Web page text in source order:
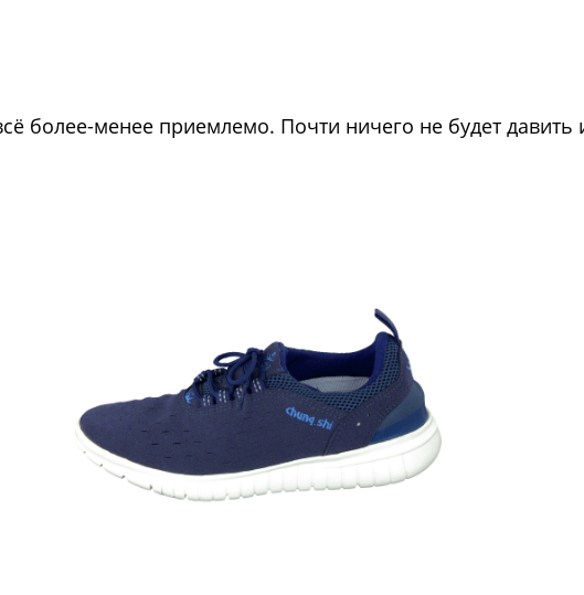
более-менее приемлемо. Почти ничего не будет давить